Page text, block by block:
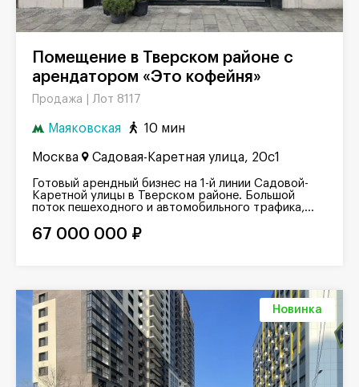
арендатором «Это кофейня»
Продажа | Лот 8117
Маяковская 10 мин
Москва Садовая-Каретная улица, 20с1
Готовый арендный бизнес на 1-й линии Садовой-
Каретной улицы в Тверском районе. Большой
поток пешеходного и автомобильного трафика,...
67 000 000 ₽
Новинка